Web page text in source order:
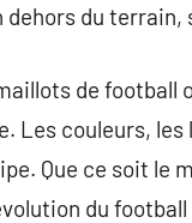
dehors du
de football
Les couleurs,
Que ce soit
du